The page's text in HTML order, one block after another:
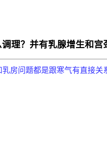
理？并有乳腺增生和宫
房问题都是跟寒气有直接